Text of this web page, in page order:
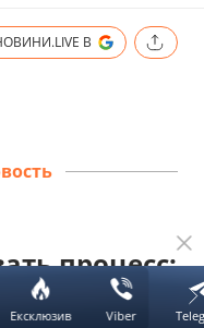
В
процесс:
Ексклюзив Viber